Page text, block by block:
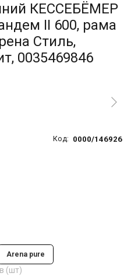
КЕССЕБЁМЕР
II 600, рама
Стиль,
0035469846
Код: 0000/146926
Arena pure
(шт)